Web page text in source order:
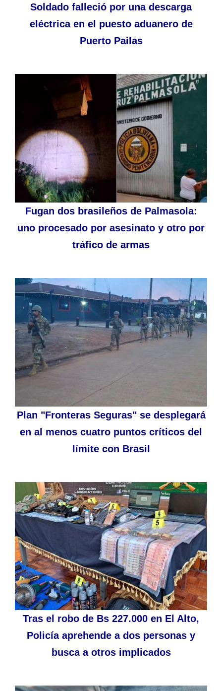
Soldado falleció por una descarga
eléctrica en el puesto aduanero de
Puerto Pailas
Fugan dos brasileños de Palmasola:
uno procesado por asesinato y otro por
tráfico de armas
Plan "Fronteras Seguras" se desplegará
en al menos cuatro puntos críticos del
límite con Brasil
Tras el robo de Bs 227.000 en El Alto,
Policía aprehende a dos personas y
busca a otros implicados